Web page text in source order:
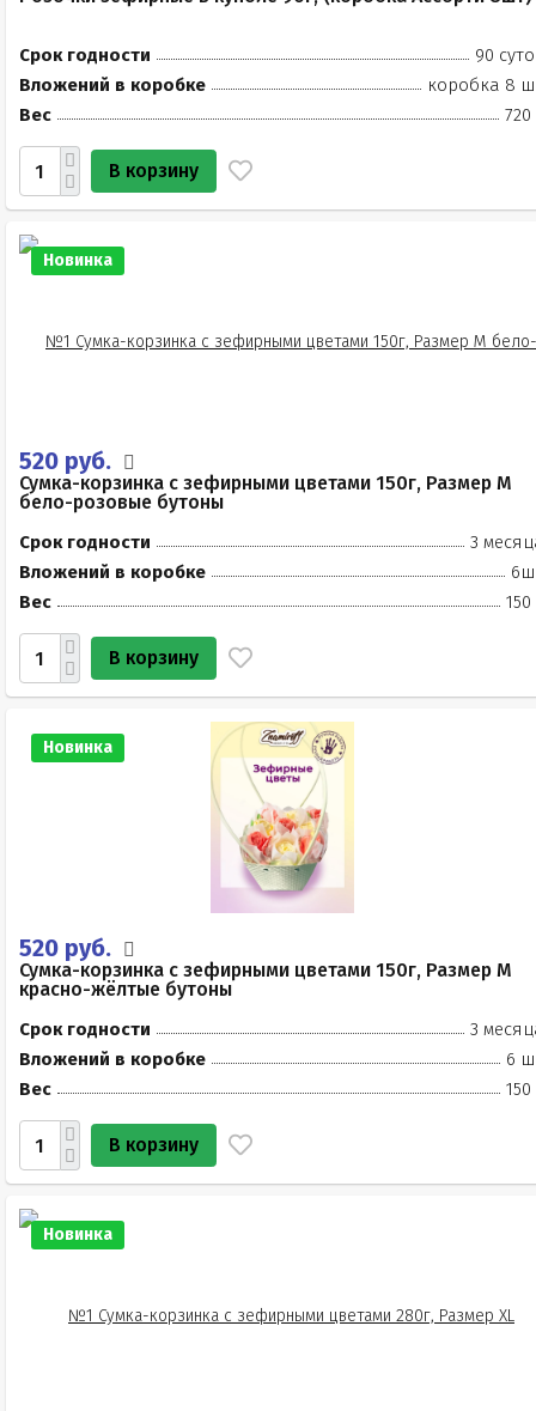
Срок годности
90
Вложений в коробке
коробка 8
Вес
720
В корзину
Новинка
520 руб.
Сумка-корзинка с зефирными цветами 150г, Размер М
бело-розовые бутоны
Срок годности
3
Вложений в коробке
Вес
150
В корзину
Новинка
520 руб.
Сумка-корзинка с зефирными цветами 150г, Размер М
красно-жёлтые бутоны
Срок годности
3
Вложений в коробке
6
Вес
150
В корзину
Новинка